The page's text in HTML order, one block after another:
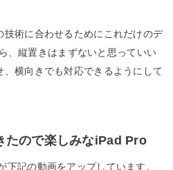
術に合わせるためにこれだけのデ
、縦置きはまずないと思っていい
横向きでも対応できるようにして
たので楽しみなiPad Pro
記の動画をアップしています。